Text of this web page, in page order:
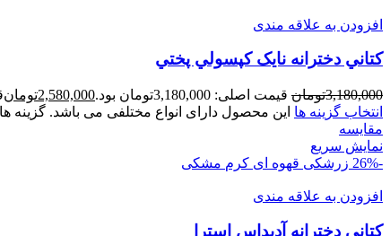
افزودن به علاقه مندی
کتاني دخترانه نايک کپسولي پختي
3,180,000تومان قیمت اصلی: 3,180,000تومان بود. 2,580,000تومان
انتخاب گزینه ها این محصول دارای انواع مختلفی می باشد.
مقايسه
نمایش سریع
-26%
زرشکی قهوه ای کرم مشکی
افزودن به علاقه مندی
کتانی دخترانه آدیداس استرا